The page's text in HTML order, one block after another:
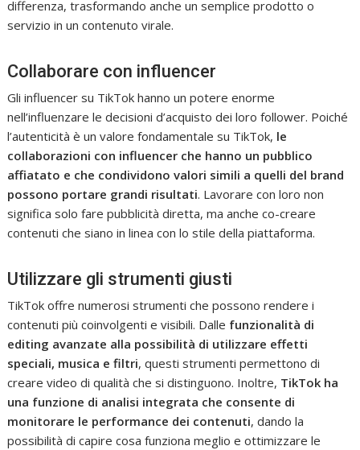
differenza, trasformando anche un semplice prodotto o
servizio in un contenuto virale.
Collaborare con influencer
Gli influencer su TikTok hanno un potere enorme
nell’influenzare le decisioni d’acquisto dei loro follower. Poiché
l’autenticità è un valore fondamentale su TikTok, le
collaborazioni con influencer che hanno un pubblico
affiatato e che condividono valori simili a quelli del brand
possono portare grandi risultati. Lavorare con loro non
significa solo fare pubblicità diretta, ma anche co-creare
contenuti che siano in linea con lo stile della piattaforma.
Utilizzare gli strumenti giusti
TikTok offre numerosi strumenti che possono rendere i
contenuti più coinvolgenti e visibili. Dalle funzionalità di
editing avanzate alla possibilità di utilizzare effetti
speciali, musica e filtri, questi strumenti permettono di
creare video di qualità che si distinguono. Inoltre, TikTok ha
una funzione di analisi integrata che consente di
monitorare le performance dei contenuti, dando la
possibilità di capire cosa funziona meglio e ottimizzare le